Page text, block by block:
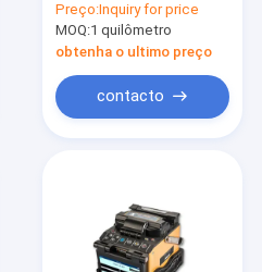
Splicing Machine
baixa perda alta
precisão
Preço:Inquiry for price
MOQ:1 quilômetro
obtenha o ultimo preço
contacto